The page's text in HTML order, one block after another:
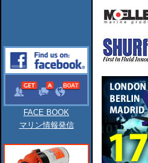
FACE BOOK
マリン情報発信